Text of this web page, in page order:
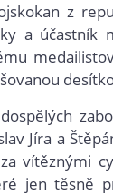
z
a účastník
Jíra a
vítěznými
jen těsně